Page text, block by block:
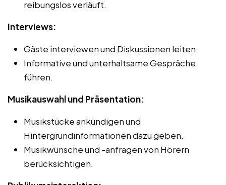
reibungslos verläuft.
Interviews:
Gäste interviewen und Diskussionen leiten.
Informative und unterhaltsame Gespräche
führen.
Musikauswahl und Präsentation:
Musikstücke ankündigen und
Hintergrundinformationen dazu geben.
Musikwünsche und -anfragen von Hörern
berücksichtigen.